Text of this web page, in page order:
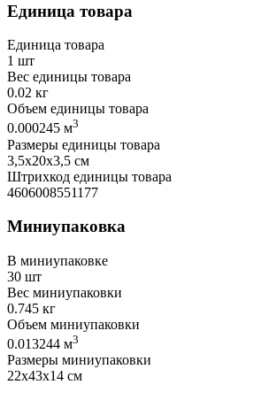
Единица товара
Единица товара
1 шт
Вес единицы товара
0.02 кг
Объем единицы товара
0.000245 м3
Размеры единицы товара
3,5х20х3,5 см
Штрихкод единицы товара
4606008551177
Миниупаковка
В миниупаковке
30 шт
Вес миниупаковки
0.745 кг
Объем миниупаковки
0.013244 м3
Размеры миниупаковки
22х43х14 см